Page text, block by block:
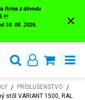
firma z dôvodu
!!!
10. 08. 2026.
×
PRÍSLUŠENSTVO
stôl VARIANT 1500, RAL